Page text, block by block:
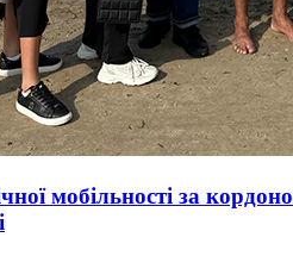
мобільності за